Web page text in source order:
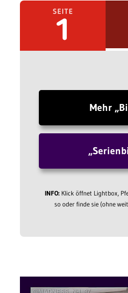
SEITE
1
Mehr
INFO: Klick öffnet Lightbox,
so oder finde sie (ohne